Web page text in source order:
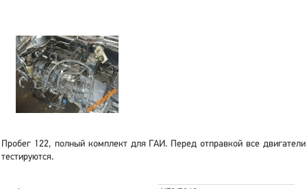
Пробег 122, полный комплект для ГАИ. Перед отправкой все двигатели
тестируются.